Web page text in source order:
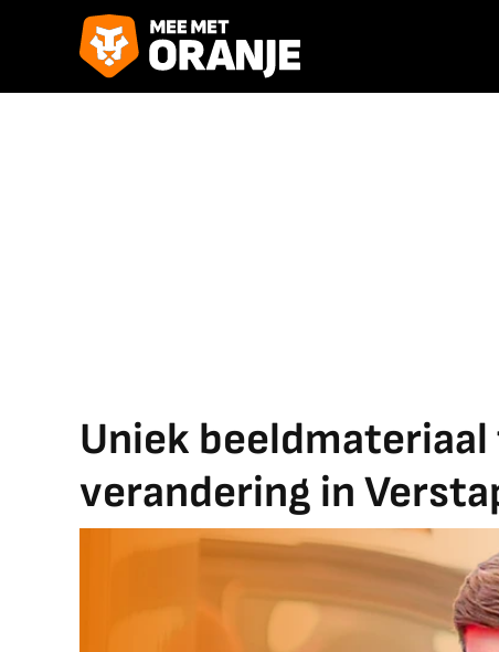
Uniek
verandering in